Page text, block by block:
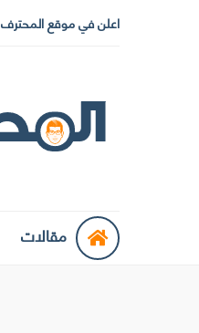
اعلن في موقع المحترف
مقالات